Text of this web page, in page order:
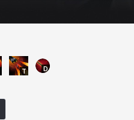
T D